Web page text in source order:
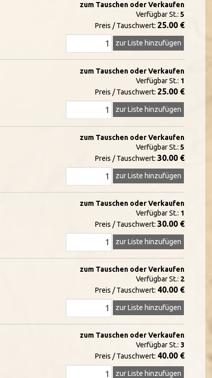
zum Tauschen oder Verkaufen
Verfügbar St.:5
Preis / Tauschwert: 25.00 €
zur Liste hinzufügen
zum Tauschen oder Verkaufen
Verfügbar St.: 1
Preis / Tauschwert: 25.00 €
zur Liste hinzufügen
zum Tauschen oder Verkaufen
Verfügbar St.:5
Preis / Tauschwert:30.00 €
zur Liste hinzufügen
zum Tauschen oder Verkaufen
Verfügbar St.: 1
Preis / Tauschwert:30.00 €
zur Liste hinzufügen
zum Tauschen oder Verkaufen
Verfügbar St.: 2
Preis / Tauschwert: 40.00 €
zur Liste hinzufügen
zum Tauschen oder Verkaufen
Verfügbar St.: 3
Preis / Tauschwert: 40.00 €
zur Liste hinzufügen